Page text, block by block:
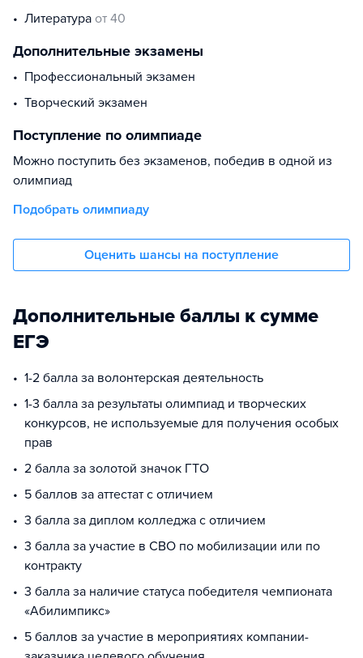
литература от 40
Дополнительные экзамены
Профессиональный экзамен
Творческий экзамен
Поступление по олимпиаде
Можно поступить без экзаменов, победив в одной из
олимпиад
Подобрать олимпиаду
Оценить шансы на поступление
Дополнительные баллы к сумме
ЕГЭ
1-2 балла за волонтерская деятельность
1-3 балла за результаты олимпиад и творческих
конкурсов, не используемые для получения особых
прав
2 балла за золотой значок ГТО
5 баллов за аттестат с отличием
3 балла за диплом колледжа с отличием
3 балла за участие в СВО по мобилизации или по
контракту
3 балла за наличие статуса победителя чемпионата
«Абилимпикс»
5 баллов за участие в мероприятиях компании-